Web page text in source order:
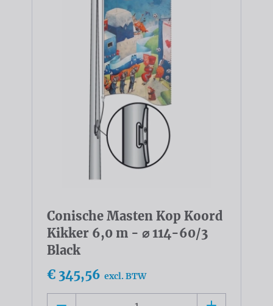
Conische Masten Kop Koord
Kikker 6,0 m - ⌀ 114-60/3
Black
€ 345,56 excl. BTW